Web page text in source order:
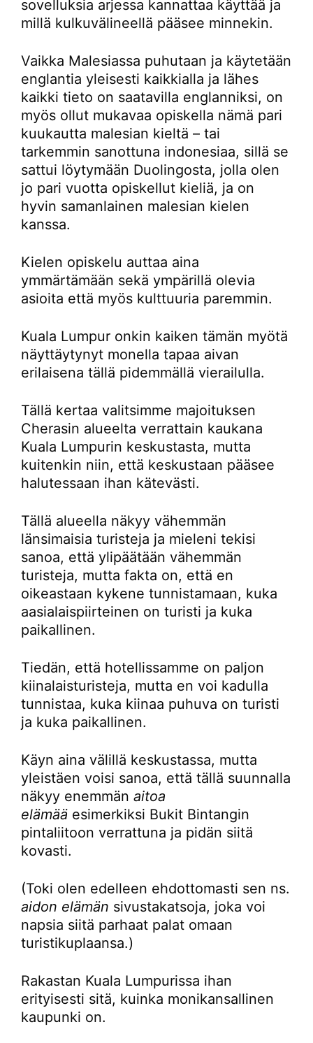
sovelluksia arjessa kannattaa käyttää ja
millä kulkuvälineellä pääsee minnekin.
Vaikka Malesiassa puhutaan ja käytetään
englantia yleisesti kaikkialla ja lähes
kaikki tieto on saatavilla englanniksi, on
myös ollut mukavaa opiskella nämä pari
kuukautta malesian kieltä – tai
tarkemmin sanottuna indonesiaa, sillä se
sattui löytymään Duolingosta, jolla olen
jo pari vuotta opiskellut kieliä, ja on
hyvin samanlainen malesian kielen
kanssa.
Kielen opiskelu auttaa aina
ymmärtämään sekä ympärillä olevia
asioita että myös kulttuuria paremmin.
Kuala Lumpur onkin kaiken tämän myötä
näyttäytynyt monella tapaa aivan
erilaisena tällä pidemmällä vierailulla.
Tällä kertaa valitsimme majoituksen
Cherasin alueelta verrattain kaukana
Kuala Lumpurin keskustasta, mutta
kuitenkin niin, että keskustaan pääsee
halutessaan ihan kätevästi.
Tällä alueella näkyy vähemmän
länsimaisia turisteja ja mieleni tekisi
sanoa, että ylipäätään vähemmän
turisteja, mutta fakta on, että en
oikeastaan kykene tunnistamaan, kuka
aasialaispiirteinen on turisti ja kuka
paikallinen.
Tiedän, että hotellissamme on paljon
kiinalaisturisteja, mutta en voi kadulla
tunnistaa, kuka kiinaa puhuva on turisti
ja kuka paikallinen.
Käyn aina välillä keskustassa, mutta
yleistäen voisi sanoa, että tällä suunnalla
näkyy enemmän aitoa
elämää esimerkiksi Bukit Bintangin
pintaliitoon verrattuna ja pidän siitä
kovasti.
(Toki olen edelleen ehdottomasti sen ns.
aidon elämän sivustakatsoja, joka voi
napsia siitä parhaat palat omaan
turistikuplaansa.)
Rakastan Kuala Lumpurissa ihan
erityisesti sitä, kuinka monikansallinen
kaupunki on.